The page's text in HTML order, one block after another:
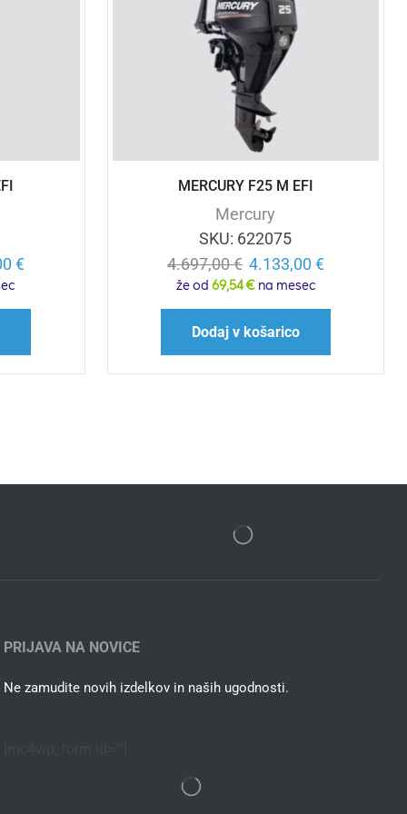
€
MERCURY F25 M EFI
Mercury
SKU: 622075
4.697,00€ 4.133,00 €
že od 69,54 €na mesec
Dodaj v košarico
PRIJAVA NA NOVICE
Ne zamudite novih izdelkov in naših ugodnosti.